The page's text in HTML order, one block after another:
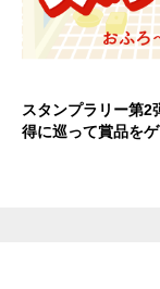
スタンプラリー第2
得に巡って賞品を